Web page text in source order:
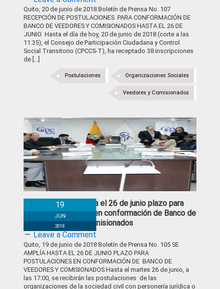
Quito, 20 de junio de 2018 Boletín de Prensa No. 107
RECEPCIÓN DE POSTULACIONES PARA CONFORMACIÓN DE
BANCO DE VEEDORES Y COMISIONADOS HASTA EL 26 DE
JUNIO Hasta el día de hoy, 20 de junio de 2018 (corte a las
11:35), el Consejo de Participación Ciudadana y Control
Social Transitorio (CPCCS-T), ha receptado 38 inscripciones
de [...]
Organizaciones Sociales
Postulaciones
Veedores y Comisionados
Se amplía hasta el 26 de junio plazo para
postulaciones en conformación de Banco de
Veedores y Comisionados
19
JUN
2018
Leave a Comment
Quito, 19 de junio de 2018 Boletín de Prensa No. 105 SE
AMPLÍA HASTA EL 26 DE JUNIO PLAZO PARA
POSTULACIONES EN CONFORMACIÓN DE BANCO DE
VEEDORES Y COMISIONADOS Hasta el martes 26 de junio, a
las 17:00, se recibirán las postulaciones de las
organizaciones de la sociedad civil con personería jurídica o